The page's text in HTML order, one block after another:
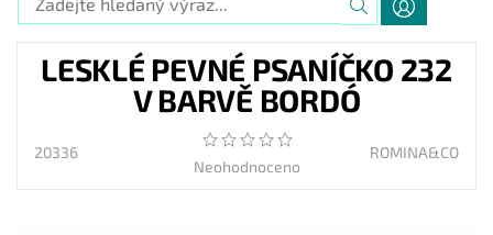
LESKLÉ PEVNÉ PSANÍČKO 232
V BARVĚ BORDÓ
20336
Neohodnoceno
ROMINA&CO